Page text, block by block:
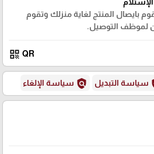
بايصال المنتج لغاية منزلك وتقوم
لموظف التوصيل.
QR
qr_code
سياسة التبديل policy سياسة الإلغاء